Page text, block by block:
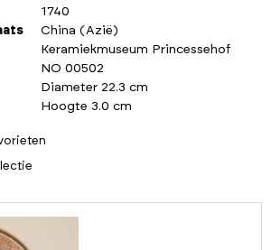
1740
China (Azië)
Keramiekmuseum Princessehof
NO 00502
Diameter 22.3 cm
Hoogte 3.0 cm